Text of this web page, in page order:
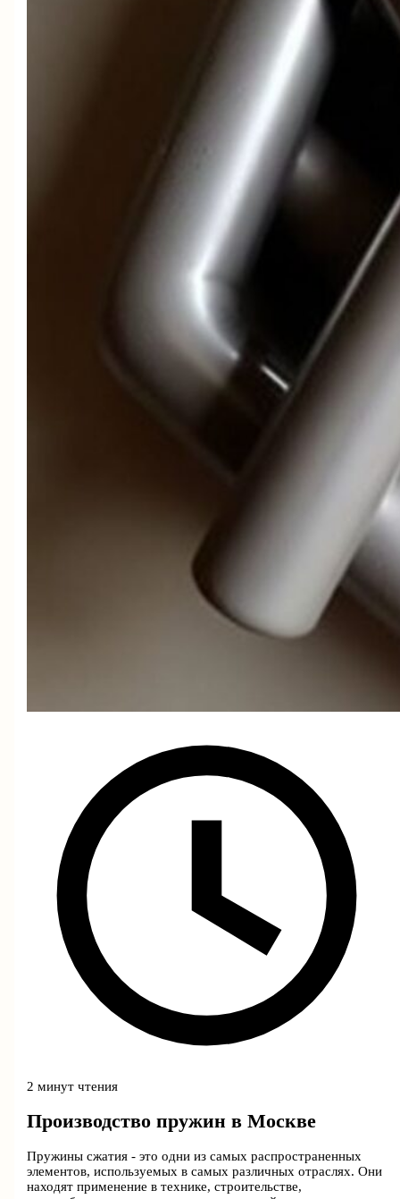
2 минут чтения
Производство пружин в Москве
Пружины сжатия - это одни из самых распространенных
элементов, используемых в самых различных отраслях. Они
находят применение в технике, строительстве,